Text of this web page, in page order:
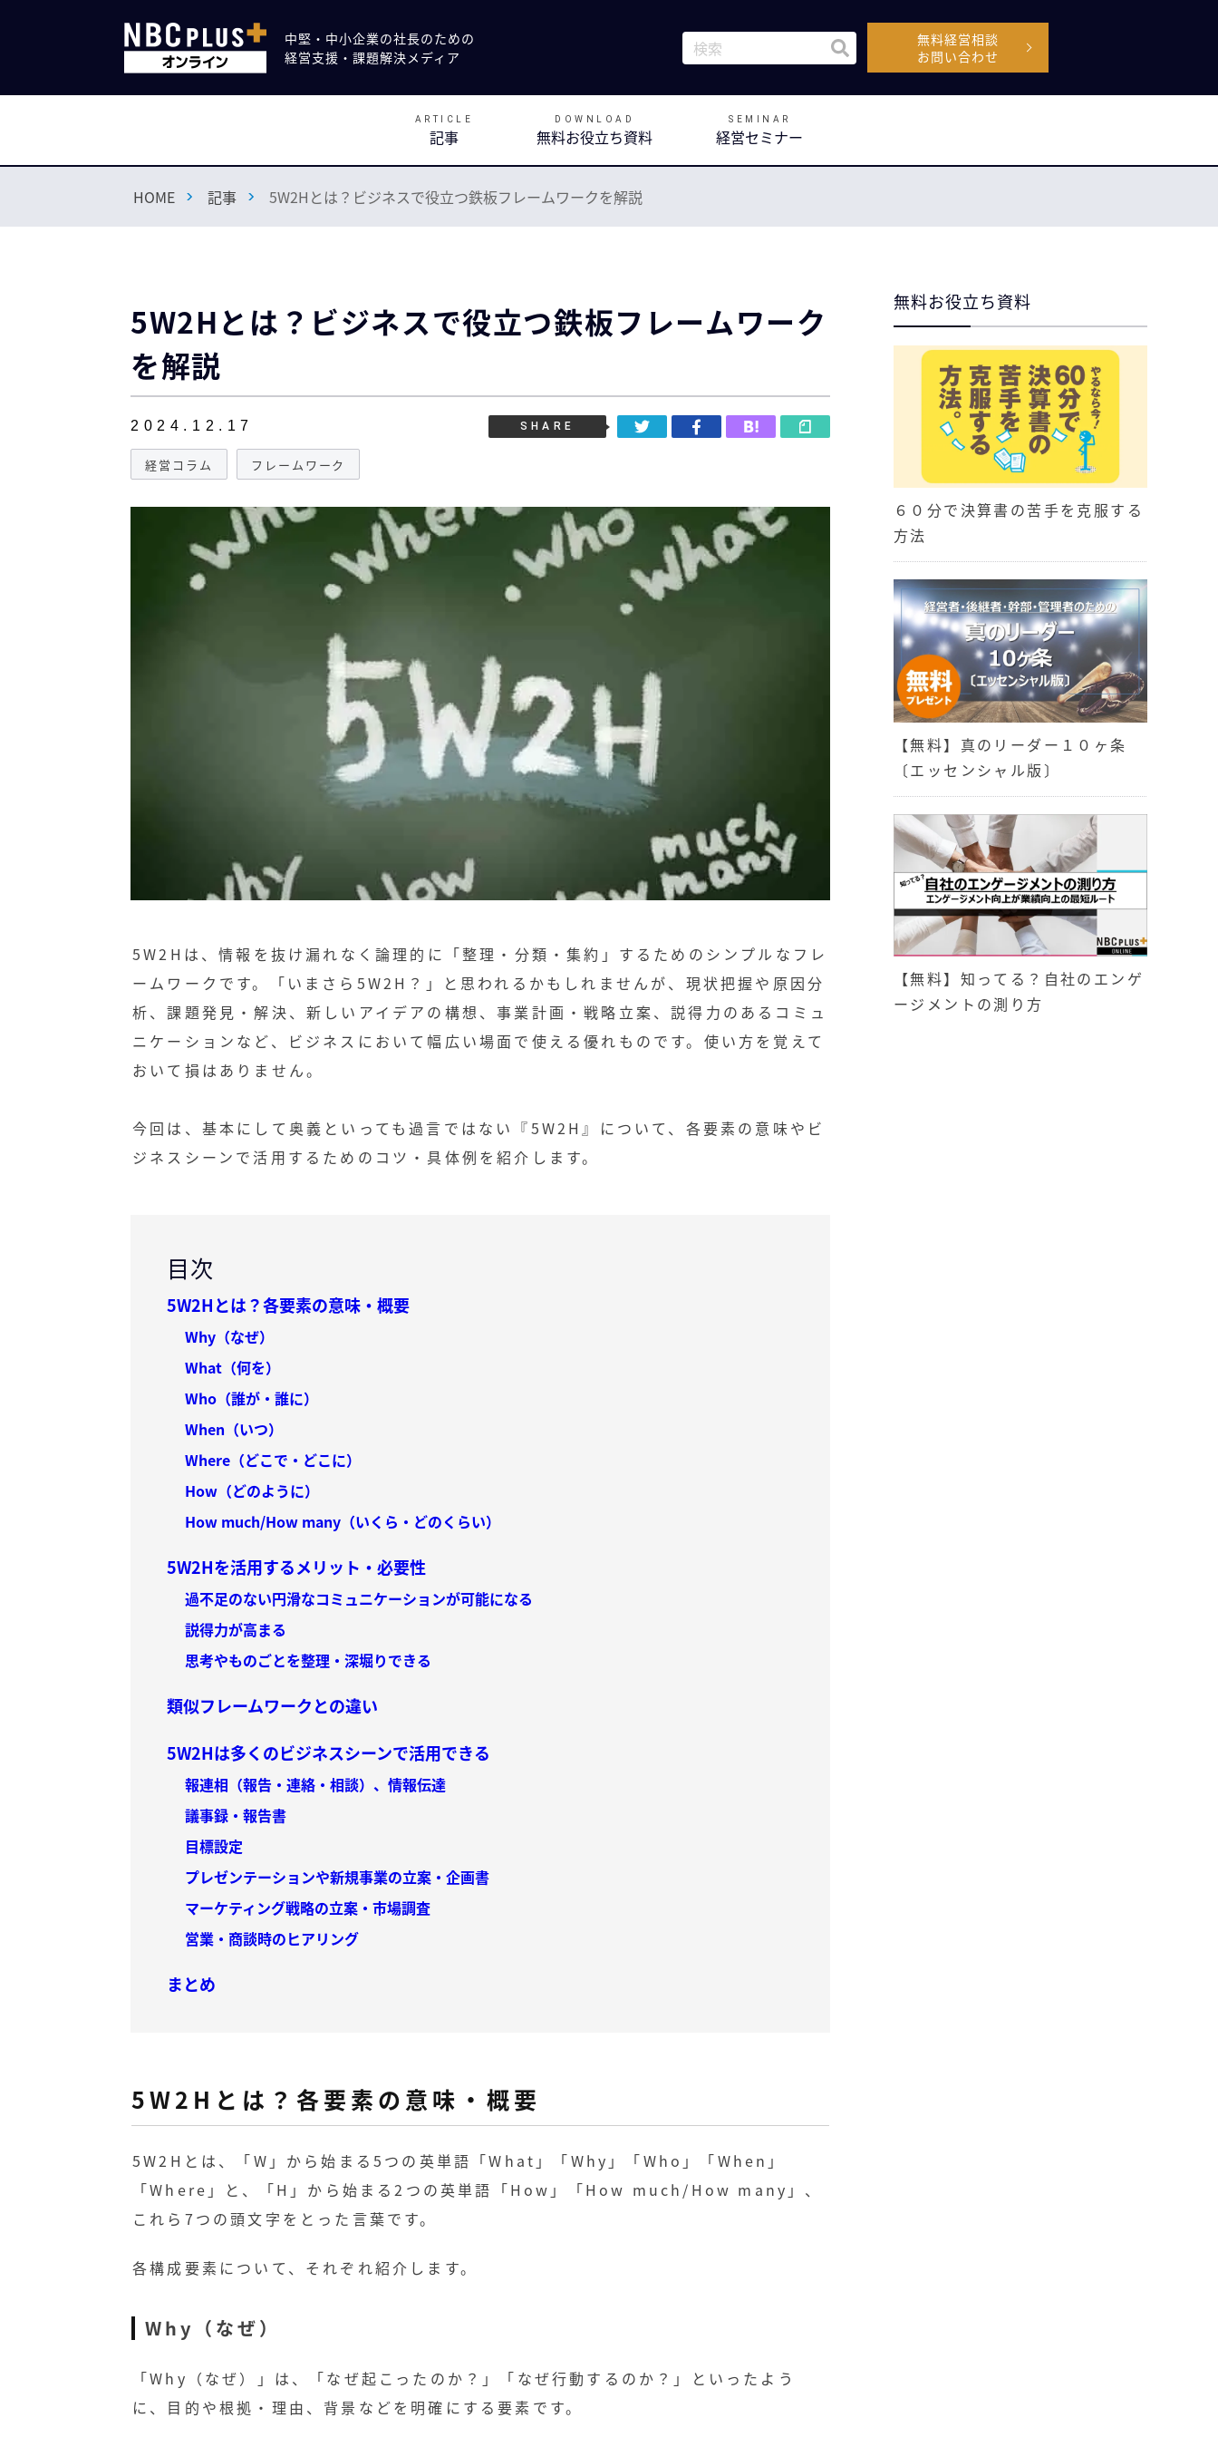
中堅・中小企業の社長のための
経営支援・課題解決メディア
これは、自動候補機能付きの検索フィールドです。
検索フィールドが空なので、候補はありません。
無料経営相談
お問い合わせ
ARTICLE
記事
DOWNLOAD
無料お役立ち資料
SEMINAR
経営セミナー
HOME 記事 5W2Hとは？ビジネスで役立つ鉄板フレームワークを解説
5W2Hとは？ビジネスで役立つ鉄板フレームワーク
を解説
2024.12.17
経営コラム フレームワーク
SHARE
5W2Hは、情報を抜け漏れなく論理的に「整理・分類・集約」するためのシンプルなフレ
ームワークです。「いまさら5W2H？」と思われるかもしれませんが、現状把握や原因分
析、課題発見・解決、新しいアイデアの構想、事業計画・戦略立案、説得力のあるコミュ
ニケーションなど、ビジネスにおいて幅広い場面で使える優れものです。 使い方を覚えて
おいて損はありません。
今回は、基本にして奥義といっても過言ではない『5W2H』について、各要素の意味やビ
ジネスシーンで活用するためのコツ・具体例を紹介します。
目次
5W2Hとは？各要素の意味・概要
Why（なぜ）
What（何を）
Who（誰が・誰に）
When（いつ）
Where（どこで・どこに）
How（どのように）
How much/How many（いくら・どのくらい）
5W2Hを活用するメリット・必要性
過不足のない円滑なコミュニケーションが可能になる
説得力が高まる
思考やものごとを整理・深堀りできる
類似フレームワークとの違い
5W2Hは多くのビジネスシーンで活用できる
報連相（報告・連絡・相談）、情報伝達
議事録・報告書
目標設定
プレゼンテーションや新規事業の立案・企画書
マーケティング戦略の立案・市場調査
営業・商談時のヒアリング
まとめ
5W2Hとは？各要素の意味・概要
5W2Hとは、「W」から始まる5つの英単語「What」「Why」「Who」「When」
「Where」と、「H」から始まる2つの英単語「How」「How much/How many」、
これら7つの頭文字をとった言葉です。
各構成要素について、それぞれ紹介します。
Why（なぜ）
「Why（なぜ）」は、「なぜ起こったのか？」「なぜ行動するのか？」といったよう
に、目的や根拠・理由、背景などを明確にする要素です。
無料お役立ち資料
６０分で決算書の苦手を克服する
方法
【無料】真のリーダー１０ヶ条
〔エッセンシャル版〕
【無料】知ってる？自社のエンゲ
ージメントの測り方